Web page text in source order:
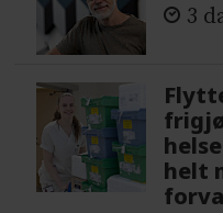
3
helt